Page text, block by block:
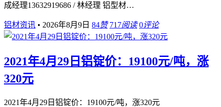
成经理13632919686 / 林经理 铝型材…
铝材资讯 • 2026年8月9日 84赞 717阅读 0评论
2021年4月29日铝锭价：19100元/吨，涨
320元
2021年4月29日铝锭价：19100元/吨，涨320元